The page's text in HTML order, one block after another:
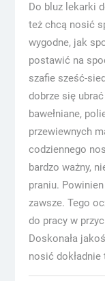
Do bluz lekarki
też chcą nosić
wygodne, jak
postawić na
szafie sześć-
dobrze się
bawełniane,
przewiewnych
codziennego
bardzo ważny,
praniu.
zawsze. Tego
do pracy w
Doskonała
nosić